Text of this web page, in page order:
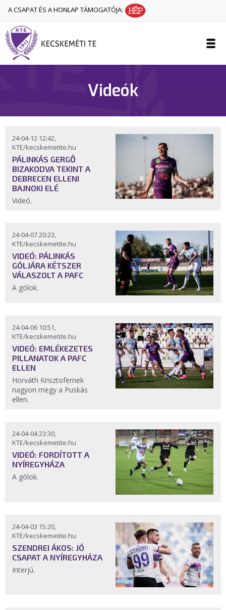
A CSAPAT ÉS A HONLAP TÁMOGATÓJA:
Videók
24-04-12 12:42,
KTE/kecskemetite.hu
PÁLINKÁS GERGŐ
BIZAKODVA TEKINT A
DEBRECEN ELLENI
BAJNOKI ELÉ
Videó.
24-04-07 20:23,
KTE/kecskemetite.hu
VIDEÓ: PÁLINKÁS
GÓLJÁRA KÉTSZER
VÁLASZOLT A PAFC
A gólok.
24-04-06 10:51,
KTE/kecskemetite.hu
VIDEÓ: EMLÉKEZETES
PILLANATOK A PAFC
ELLEN
Horváth Krisztofernek
nagyon megy a Puskás
ellen.
24-04-04 23:30,
KTE/kecskemetite.hu
VIDEÓ: FORDÍTOTT A
NYÍREGYHÁZA
A gólok.
24-04-03 15:20,
KTE/kecskemetite.hu
SZENDREI ÁKOS: JÓ
CSAPAT A NYÍREGYHÁZA
Interjú.